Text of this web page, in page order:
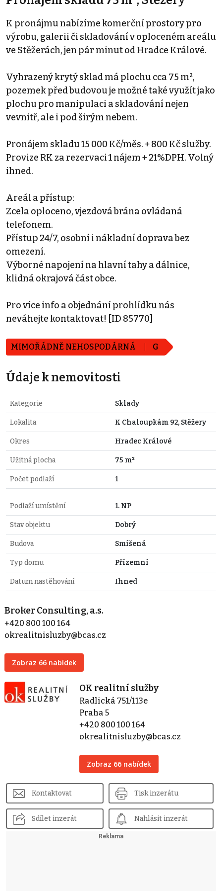
K pronájmu nabízíme komerční prostory pro
výrobu, galerii či skladování v oploceném areálu
ve Stěžerách, jen pár minut od Hradce Králové.
Vyhrazený krytý sklad má plochu cca 75 m²,
pozemek před budovou je možné také využít jako
plochu pro manipulaci a skladování nejen
vevnitř, ale i pod širým nebem.
Pronájem skladu 15 000 Kč/měs. + 800 Kč služby.
Provize RK za rezervaci 1 nájem + 21%DPH. Volný
ihned.
Areál a přístup:
Zcela oploceno, vjezdová brána ovládaná
telefonem.
Přístup 24/7, osobní i nákladní doprava bez
omezení.
Výborné napojení na hlavní tahy a dálnice,
klidná okrajová část obce.
Pro více info a objednání prohlídku nás
neváhejte kontaktovat! [ID 85770]
MIMOŘÁDNĚ NEHOSPODÁRNÁ G
Údaje k nemovitosti
Kategorie Sklady
Lokalita K Chaloupkám 92, Stěžery
Okres Hradec Králové
Užitná plocha 75 m²
Počet podlaží 1
Podlaží umístění 1. NP
Stav objektu Dobrý
Budova Smíšená
Typ domu Přízemní
Datum nastěhování Ihned
Broker Consulting, a.s.
+420 800 100 164
okrealitnisluzby@bcas.cz
Zobraz 66 nabídek
OK realitní služby
Radlická 751/113e
Praha 5
+420 800 100 164
okrealitnisluzby@bcas.cz
Zobraz 66 nabídek
Kontaktovat Tisk inzerátu
Sdílet inzerát Nahlásit inzerát